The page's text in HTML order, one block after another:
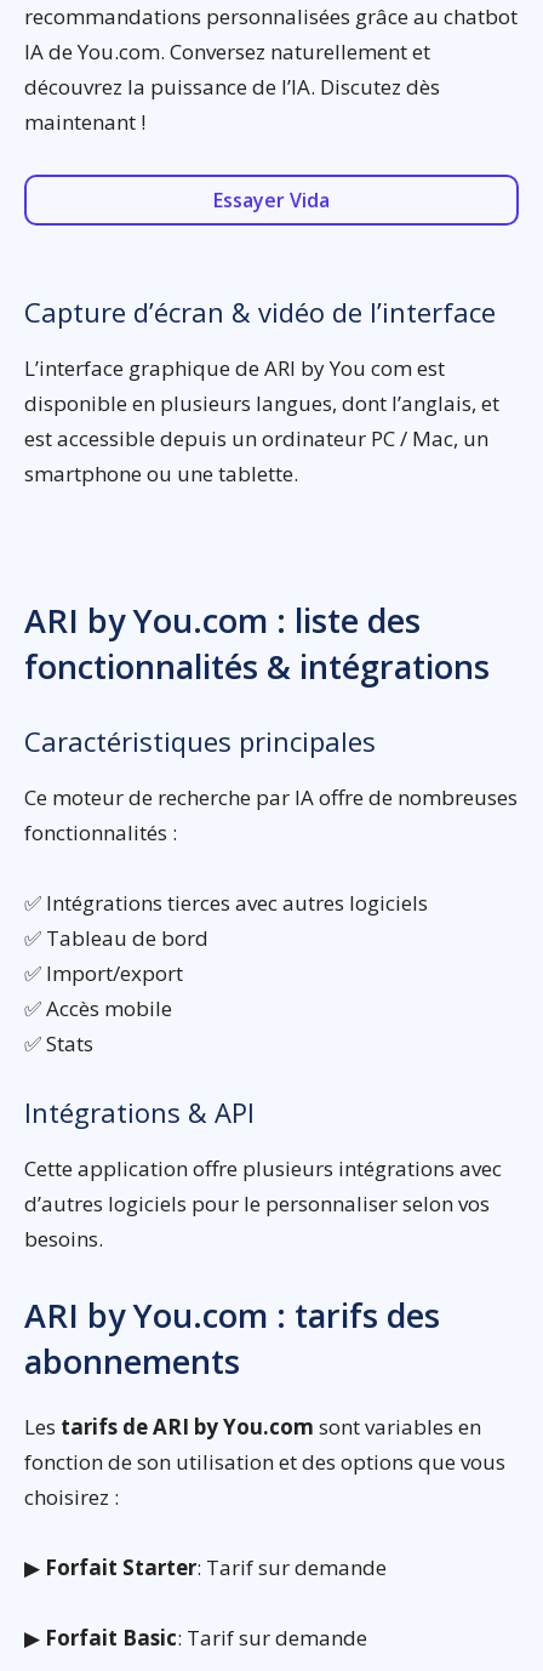
recommandations personnalisées grâce au chatbot
IA de You.com. Conversez naturellement et
découvrez la puissance de l’IA. Discutez dès
maintenant !
Essayer Vida
Capture d’écran & vidéo de l’interface
L’interface graphique de ARI by You com est
disponible en plusieurs langues, dont l’anglais, et
est accessible depuis un ordinateur PC / Mac, un
smartphone ou une tablette.
ARI by You.com : liste des
fonctionnalités & intégrations
Caractéristiques principales
Ce moteur de recherche par IA offre de nombreuses
fonctionnalités :
✅ Intégrations tierces avec autres logiciels
✅ Tableau de bord
✅ Import/export
✅ Accès mobile
✅ Stats
Intégrations & API
Cette application offre plusieurs intégrations avec
d’autres logiciels pour le personnaliser selon vos
besoins.
ARI by You.com : tarifs des
abonnements
Les tarifs de ARI by You.com sont variables en
fonction de son utilisation et des options que vous
choisirez :
▶ Forfait Starter: Tarif sur demande
▶ Forfait Basic: Tarif sur demande